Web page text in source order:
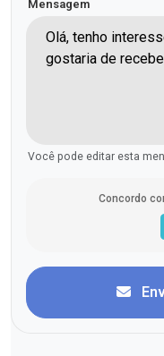
Mensagem
Você pode editar esta
Concordo